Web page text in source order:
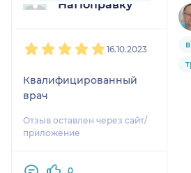
НаПоправку
16.10.2023
Квалифицированный
врач
Отзыв оставлен через сайт/
приложение
0